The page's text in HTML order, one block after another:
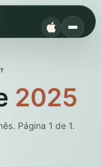
2025
Página 1 de 1.